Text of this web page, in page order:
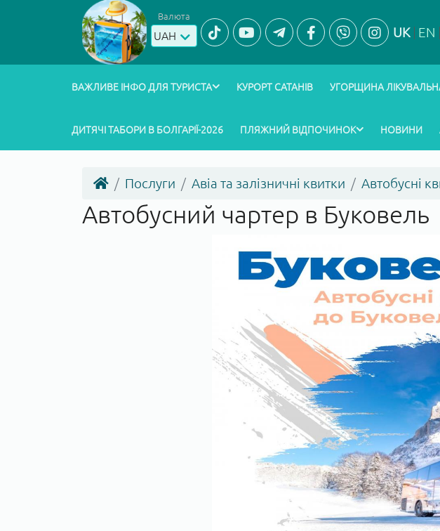
Валюта
UAH UK EN
ВАЖЛИВЕ ІНФО ДЛЯ ТУРИСТА КУРОРТ САТАНІВ УГОРЩИНА
ДИТЯЧІ ТАБОРИ В БОЛГАРІЇ-2026 ПЛЯЖНИЙ ВІДПОЧИНОК НОВИНИ
Послуги Авіа та залізничні квитки Автобусні
Автобусний чартер в Буковель